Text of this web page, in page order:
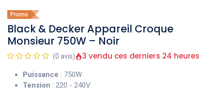
Promo
Black & Decker Appareil Croque
Monsieur 750W – Noir
(0 avis) 3 vendu ces derniers 24 heures
Puissance : 750W
Tension : 220 - 240V